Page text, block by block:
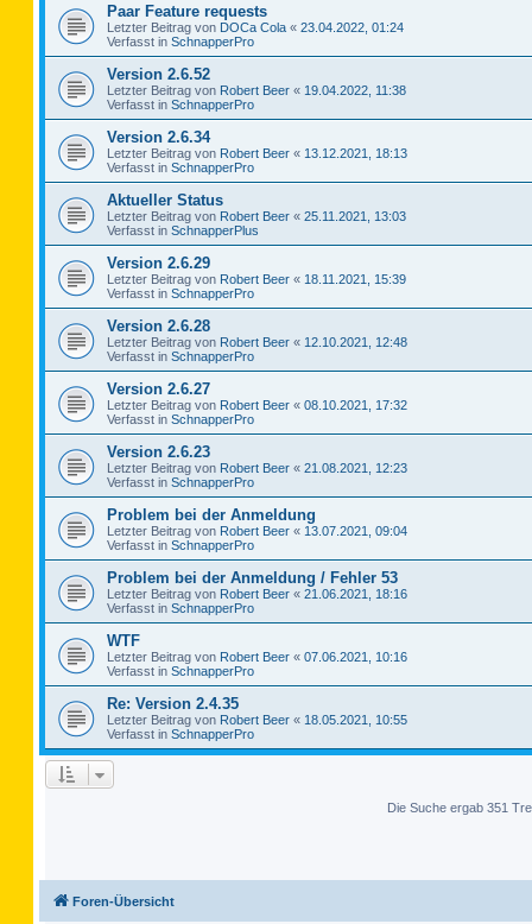
Paar Feature requests
Letzter Beitrag von DOCa Cola « 23.04.2022, 01:24
Verfasst in SchnapperPro
Version 2.6.52
Letzter Beitrag von Robert Beer « 19.04.2022, 11:38
Verfasst in SchnapperPro
Version 2.6.34
Letzter Beitrag von Robert Beer « 13.12.2021, 18:13
Verfasst in SchnapperPro
Aktueller Status
Letzter Beitrag von Robert Beer « 25.11.2021, 13:03
Verfasst in SchnapperPlus
Version 2.6.29
Letzter Beitrag von Robert Beer « 18.11.2021, 15:39
Verfasst in SchnapperPro
Version 2.6.28
Letzter Beitrag von Robert Beer « 12.10.2021, 12:48
Verfasst in SchnapperPro
Version 2.6.27
Letzter Beitrag von Robert Beer « 08.10.2021, 17:32
Verfasst in SchnapperPro
Version 2.6.23
Letzter Beitrag von Robert Beer « 21.08.2021, 12:23
Verfasst in SchnapperPro
Problem bei der Anmeldung
Letzter Beitrag von Robert Beer « 13.07.2021, 09:04
Verfasst in SchnapperPro
Problem bei der Anmeldung / Fehler 53
Letzter Beitrag von Robert Beer « 21.06.2021, 18:16
Verfasst in SchnapperPro
WTF
Letzter Beitrag von Robert Beer « 07.06.2021, 10:16
Verfasst in SchnapperPro
Re: Version 2.4.35
Letzter Beitrag von Robert Beer « 18.05.2021, 10:55
Verfasst in SchnapperPro
Die Suche ergab 351
Foren-Übersicht